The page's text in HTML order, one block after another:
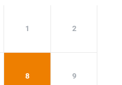
1 2
8 9